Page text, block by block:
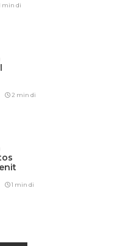
min di
2 min di
1 min di